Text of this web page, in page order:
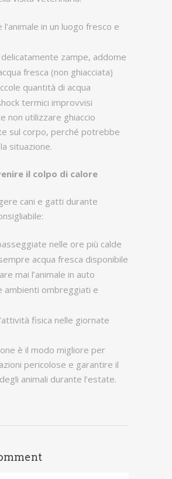
in un luogo fresco e
zampe, addome
fresca (non ghiacciata)
quantità di acqua
termici improvvisi
non utilizzare ghiaccio
sul corpo, perché potrebbe
situazione.
il colpo di calore
cani e gatti durante
nelle ore più calde
acqua fresca disponibile
mai l’animale in auto
ambienti ombreggiati e
fisica nelle giornate
è il modo migliore per
pericolose e garantire il
animali durante l’estate.